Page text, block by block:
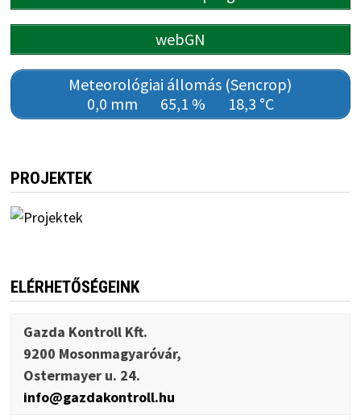
webGN
Meteorológiai állomás (Sencrop)
0,0 mm
65,1 % 18,3 °C
PROJEKTEK
ELÉRHETŐSÉGEINK
Gazda Kontroll Kft.
9200 Mosonmagyaróvár,
Ostermayer u. 24.
info@gazdakontroll.hu